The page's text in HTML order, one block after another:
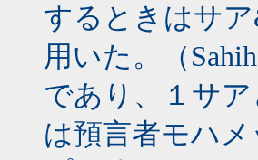
するときはサア
用いた。（
であり、１サ
は預言者モハ